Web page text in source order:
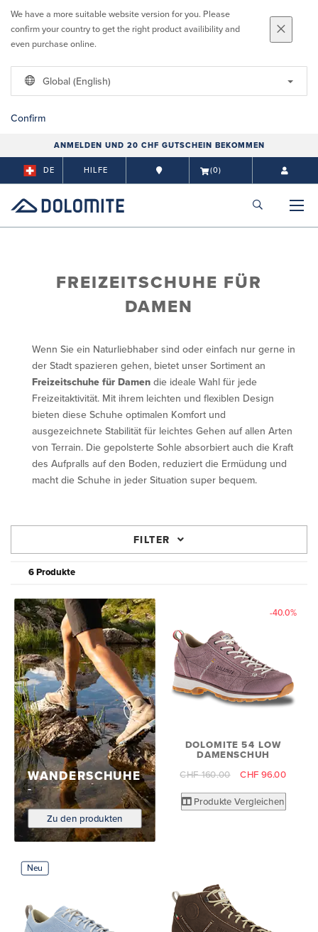
We have a more suitable website version for you. Please
confirm your country to get the right product availibility and
even purchase online.
Global (English)
Confirm
ANMELDEN UND 20 CHF GUTSCHEIN BEKOMMEN
DE HILFE (0)
FREIZEITSCHUHE FÜR
DAMEN
Wenn Sie ein Naturliebhaber sind oder einfach nur gerne in
der Stadt spazieren gehen, bietet unser Sortiment an
Freizeitschuhe für Damen die ideale Wahl für jede
Freizeitaktivität. Mit ihrem leichten und flexiblen Design
bieten diese Schuhe optimalen Komfort und
ausgezeichnete Stabilität für leichtes Gehen auf allen Arten
von Terrain. Die gepolsterte Sohle absorbiert auch die Kraft
des Aufpralls auf den Boden, reduziert die Ermüdung und
macht die Schuhe in jeder Situation super bequem.
FILTER
6 Produkte
WANDERSCHUHE
Zu den produkten
-40.0%
DOLOMITE 54 LOW
DAMENSCHUH
CHF 160.00
CHF 96.00
Produkte Vergleichen
Neu